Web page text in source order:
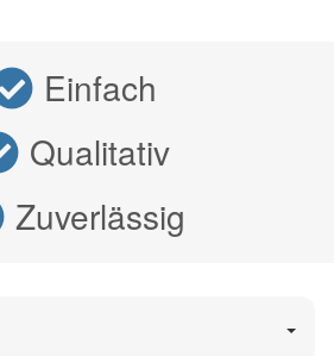
Einfach
Qualitativ
Zuverlässig